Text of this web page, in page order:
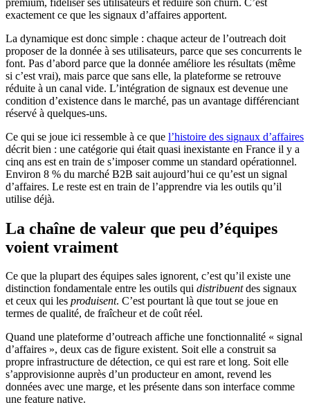
exactement ce que les signaux d’affaires apportent.
La dynamique est donc simple : chaque acteur de l’outreach doit
proposer de la donnée à ses utilisateurs, parce que ses concurrents le
font. Pas d’abord parce que la donnée améliore les résultats (même
si c’est vrai), mais parce que sans elle, la plateforme se retrouve
réduite à un canal vide. L’intégration de signaux est devenue une
condition d’existence dans le marché, pas un avantage différenciant
réservé à quelques-uns.
Ce qui se joue ici ressemble à ce que l’histoire des signaux d’affaires
décrit bien : une catégorie qui était quasi inexistante en France il y a
cinq ans est en train de s’imposer comme un standard opérationnel.
Environ 8 % du marché B2B sait aujourd’hui ce qu’est un signal
d’affaires. Le reste est en train de l’apprendre via les outils qu’il
utilise déjà.
La chaîne de valeur que peu d’équipes
voient vraiment
Ce que la plupart des équipes sales ignorent, c’est qu’il existe une
distinction fondamentale entre les outils qui distribuentdes signaux
et ceux qui les produisent. C’est pourtant là que tout se joue en
termes de qualité, de fraîcheur et de coût réel.
Quand une plateforme d’outreach affiche une fonctionnalité « signal
d’affaires », deux cas de figure existent. Soit elle a construit sa
propre infrastructure de détection, ce qui est rare et long. Soit elle
s’approvisionne auprès d’un producteur en amont, revend les
données avec une marge, et les présente dans son interface comme
une feature native.